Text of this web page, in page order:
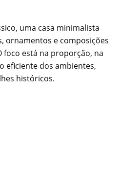
uma casa minimalista
ornamentos e composições
foco está na proporção, na
eficiente dos ambientes,
históricos.